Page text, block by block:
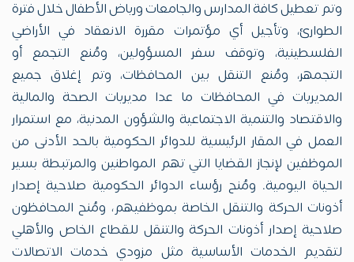
وتم تعطيل كافة المدارس والجامعات ورياض الأطفال خلال فترة
الطوارئ، وتأجيل أي مؤتمرات مقررة الانعقاد في الأراضي
الفلسطينية، وتوقف سفر المسؤولين، ومُنع التجمع أو
التجمهر، ومُنع التنقل بين المحافظات، وتم إغلاق جميع
المديريات في المحافظات ما عدا مديريات الصحة والمالية
والاقتصاد والتنمية الاجتماعية والشؤون المدنية، مع استمرار
العمل في المقار الرئيسية للدوائر الحكومية بالحد الأدنى من
الموظفين لإنجاز القضايا التي تهم المواطنين والمرتبطة بسير
الحياة اليومية. ومُنح رؤساء الدوائر الحكومية صلاحية إصدار
أذونات الحركة والتنقل الخاصة بموظفيهم، ومُنح المحافظون
صلاحية إصدار أذونات الحركة والتنقل للقطاع الخاص والأهلي
لتقديم الخدمات الأساسية مثل مزودي خدمات الاتصالات